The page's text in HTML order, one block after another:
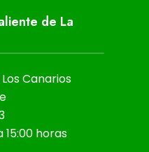
de La
Canarios
15:00 horas